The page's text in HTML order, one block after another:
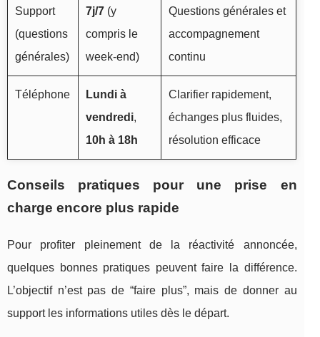
Support
(questions
générales)
7j/7 (y
compris le
week-end)
Questions générales et
accompagnement
continu
Téléphone
Lundi à
vendredi,
10h à 18h
Clarifier rapidement,
échanges plus fluides,
résolution efficace
Conseils pratiques pour une prise en
charge encore plus rapide
Pour profiter pleinement de la réactivité annoncée,
quelques bonnes pratiques peuvent faire la différence.
L’objectif n’est pas de “faire plus”, mais de donner au
support les informations utiles dès le départ.